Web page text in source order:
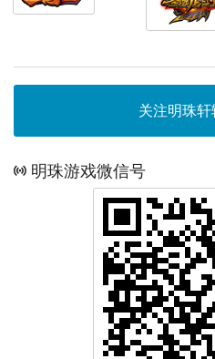
关注明珠
明珠游戏微信号